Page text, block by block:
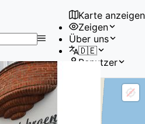
No
results
found
Karte anzeigen
Zeigen
Über uns
🇩🇪
Benutzer